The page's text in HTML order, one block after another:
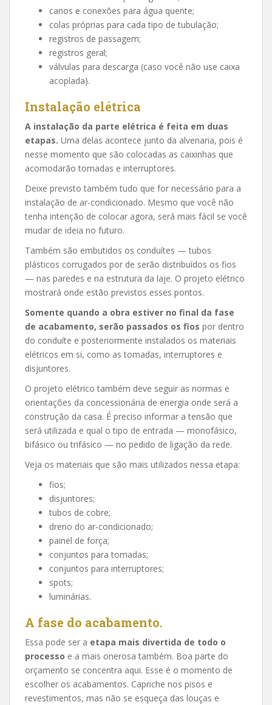
canos e conexões para água quente;
colas próprias para cada tipo de tubulação;
registros de passagem;
registros geral;
válvulas para descarga (caso você não use caixa
acoplada).
Instalação elétrica
A instalação da parte elétrica é feita em duas
etapas. Uma delas acontece junto da alvenaria, pois é
nesse momento que são colocadas as caixinhas que
acomodarão tomadas e interruptores.
Deixe previsto também tudo que for necessário para a
instalação de ar-condicionado. Mesmo que você não
tenha intenção de colocar agora, será mais fácil se você
mudar de ideia no futuro.
Também são embutidos os conduítes — tubos
plásticos corrugados por de serão distribuídos os fios
— nas paredes e na estrutura da laje. O projeto elétrico
mostrará onde estão previstos esses pontos.
Somente quando a obra estiver no final da fase
de acabamento, serão passados os fios por dentro
do conduíte e posteriormente instalados os materiais
elétricos em si, como as tomadas, interruptores e
disjuntores.
O projeto elétrico também deve seguir as normas e
orientações da concessionária de energia onde será a
construção da casa. É preciso informar a tensão que
será utilizada e qual o tipo de entrada — monofásico,
bifásico ou trifásico — no pedido de ligação da rede.
Veja os materiais que são mais utilizados nessa etapa:
fios;
disjuntores;
tubos de cobre;
dreno do ar-condicionado;
painel de força;
conjuntos para tomadas;
conjuntos para interruptores;
spots;
luminárias.
A fase do acabamento.
Essa pode ser a etapa mais divertida de todo o
processo e a mais onerosa também. Boa parte do
orçamento se concentra aqui. Esse é o momento de
escolher os acabamentos. Capriche nos pisos e
revestimentos, mas não se esqueça das louças e